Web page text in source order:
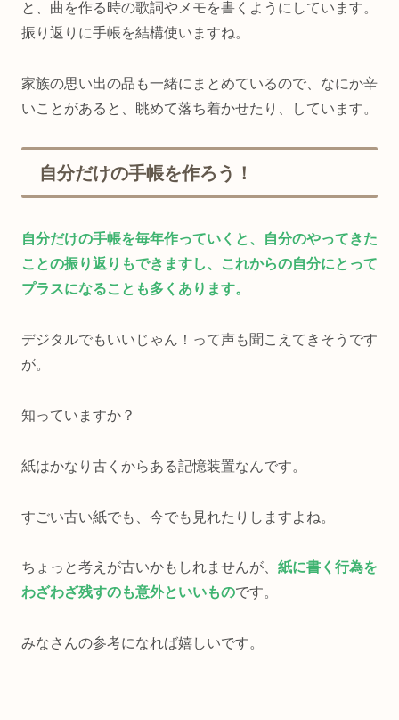
と、曲を作る時の歌詞やメモを書くようにしています。
振り返りに手帳を結構使いますね。
家族の思い出の品も一緒にまとめているので、なにか辛
いことがあると、眺めて落ち着かせたり、しています。
自分だけの手帳を作ろう！
自分だけの手帳を毎年作っていくと、自分のやってきた
ことの振り返りもできますし、これからの自分にとって
プラスになることも多くあります。
デジタルでもいいじゃん！って声も聞こえてきそうです
が。
知っていますか？
紙はかなり古くからある記憶装置なんです。
すごい古い紙でも、今でも見れたりしますよね。
ちょっと考えが古いかもしれませんが、 紙に書く行為を
わざわざ残すのも意外といいものです。
みなさんの参考になれば嬉しいです。